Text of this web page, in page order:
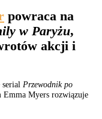
powraca na
w Paryżu,
akcji i
Przewodnik po
Emma Myers rozwiązuje